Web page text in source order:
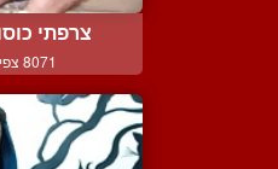
צרפתי
8071 צפיות